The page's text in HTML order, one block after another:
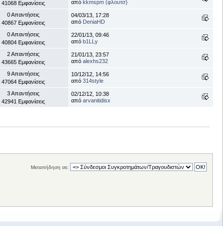
41068 Εμφανίσεις από kkmspm (φλουτσ)
0 Απαντήσεις
40867 Εμφανίσεις
04/03/13, 17:28
από DeniaHD
0 Απαντήσεις
40804 Εμφανίσεις
22/01/13, 09:46
από b1LLy
2 Απαντήσεις
43665 Εμφανίσεις
21/01/13, 23:57
από alexhs232
9 Απαντήσεις
47064 Εμφανίσεις
10/12/12, 14:56
από 314style
3 Απαντήσεις
42941 Εμφανίσεις
02/12/12, 10:38
από arvanitidisx
Μεταπήδηση σε: